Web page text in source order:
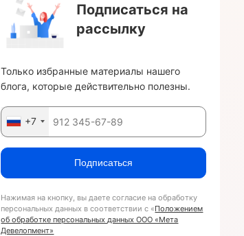
Подписаться на
рассылку
Только избранные материалы нашего
блога, которые действительно полезны.
+7
Подписаться
Нажимая на кнопку, вы даете согласие на обработку
персональных данных в соответствии с «Положением
об обработке персональных данных ООО «Мета
Девелопмент»